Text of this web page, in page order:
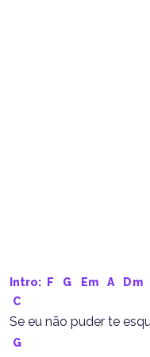
Intro: F G Em A Dm
C
Se eu não puder te
G